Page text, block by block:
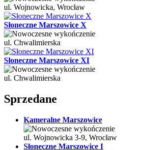
ul. Wojnowicka, Wrocław
Słoneczne Marszowice X
ul. Chwalimierska
Słoneczne Marszowice XI
ul. Chwalimierska
Sprzedane
Kameralne Marszowice
ul. Wojnowicka 3-9, Wrocław
Słoneczne Marszowice I